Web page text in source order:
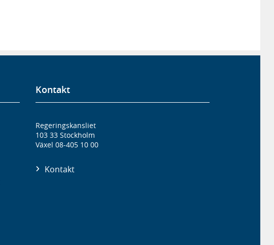
Kontakt
Regeringskansliet
103 33 Stockholm
Växel 08-405 10 00
Kontakt